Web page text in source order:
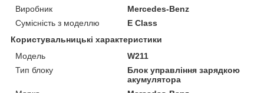
Виробник
Mercedes-Benz
Сумісність з моделлю
E Class
Користувальницькі характеристики
Модель
W211
Тип блоку
Блок управління зарядкою
акумулятора